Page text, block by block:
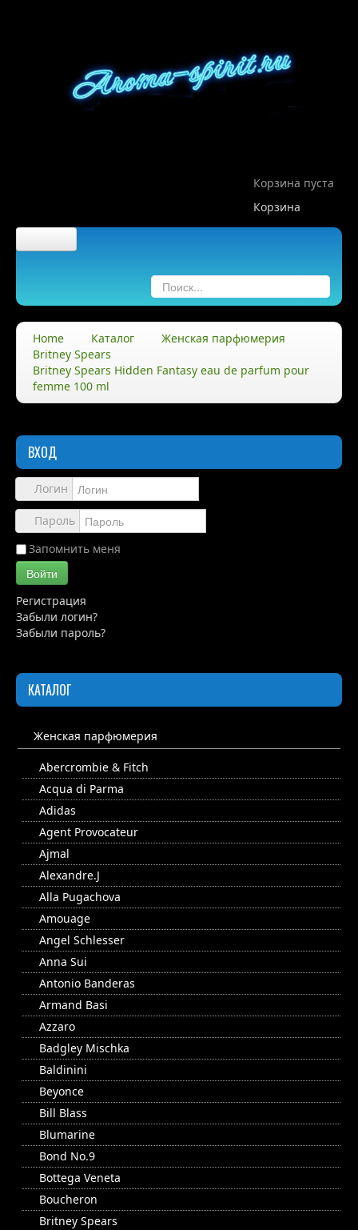
Корзина пуста
Корзина
О нас
Правила
Обзоры
Каталог
Контакты
Home Каталог
Женская парфюмерия
Britney Spears
Britney Spears Hidden Fantasy eau de parfum pour
femme 100 ml
ВХОД
Логин
Пароль
Запомнить меня
Войти
Регистрация
Забыли логин?
Забыли пароль?
КАТАЛОГ
Женская парфюмерия
Abercrombie & Fitch
Acqua di Parma
Adidas
Agent Provocateur
Ajmal
Alexandre.J
Alla Pugachova
Amouage
Angel Schlesser
Anna Sui
Antonio Banderas
Armand Basi
Azzaro
Badgley Mischka
Baldinini
Beyonce
Bill Blass
Blumarine
Bond No.9
Bottega Veneta
Boucheron
Britney Spears